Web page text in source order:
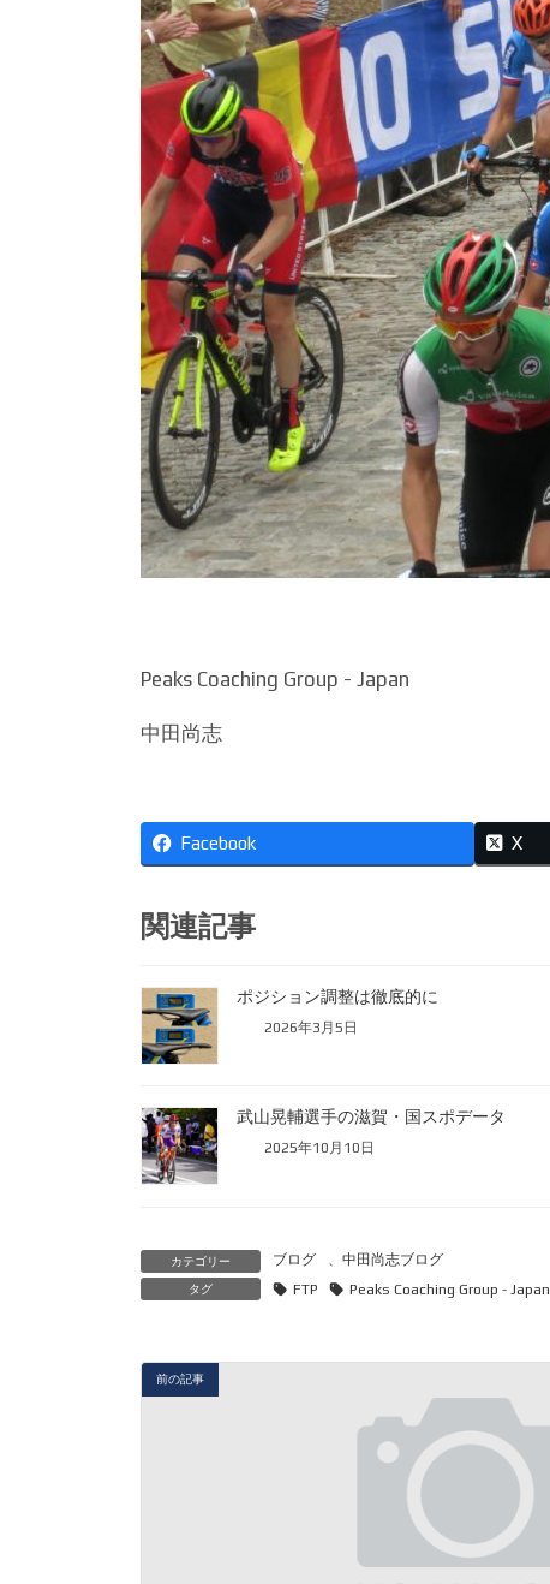
Peaks Coaching Group - Japan
中田尚志
Facebook X
関連記事
ポジション調整は徹底的に
2026年3月5日
武山晃輔選手の滋賀・国スポデータ
2025年10月10日
カテゴリー ブログ 中田尚志ブログ
タグ FTP Peaks Coaching Group - Japan
前の記事